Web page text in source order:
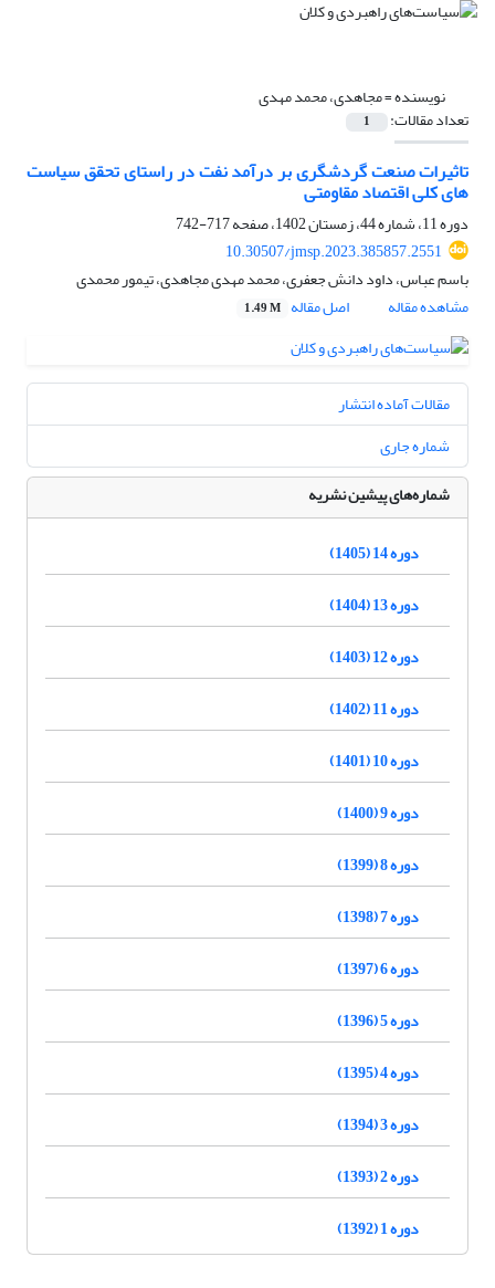
نویسنده =مجاهدی، محمد مهدی
تعداد مقالات: 1
تاثیرات صنعت گردشگری بر درآمد نفت در راستای تحقق سیاست
های کلی اقتصاد مقاومتی
دوره 11، شماره 44، زمستان 1402، صفحه
717-742
10.30507/jmsp.2023.385857.2551
باسم عباس، داود دانش جعفری، محمد مهدی مجاهدی، تیمور محمدی
مشاهده مقاله
اصل مقاله 1.49 M
مقالات آماده انتشار
شماره جاری
شماره‌های پیشین نشریه
دوره 14 (1405)
دوره 13 (1404)
دوره 12 (1403)
دوره 11 (1402)
دوره 10 (1401)
دوره 9 (1400)
دوره 8 (1399)
دوره 7 (1398)
دوره 6 (1397)
دوره 5 (1396)
دوره 4 (1395)
دوره 3 (1394)
دوره 2 (1393)
دوره 1 (1392)